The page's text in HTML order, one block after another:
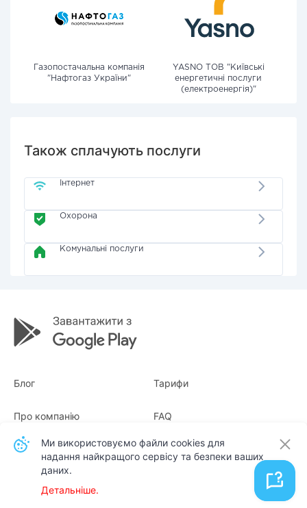
Газопостачальна компанія
"Нафтогаз України"
YASNO ТОВ "Київські
енергетичні послуги
(електроенергія)"
Також сплачують послуги
Інтернет
Охорона
Комунальні послуги
Блог Тарифи
Про компанію
Квитанції
FAQ
Для бізнесу
Ми використовуємо файли cookies для
надання найкращого сервісу та безпеки ваших
даних.
Детальніше.